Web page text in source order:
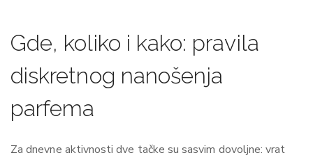
Gde, koliko i kako: pravila
diskretnog nanošenja
parfema
Za dnevne aktivnosti dve tačke su sasvim dovoljne: vrat